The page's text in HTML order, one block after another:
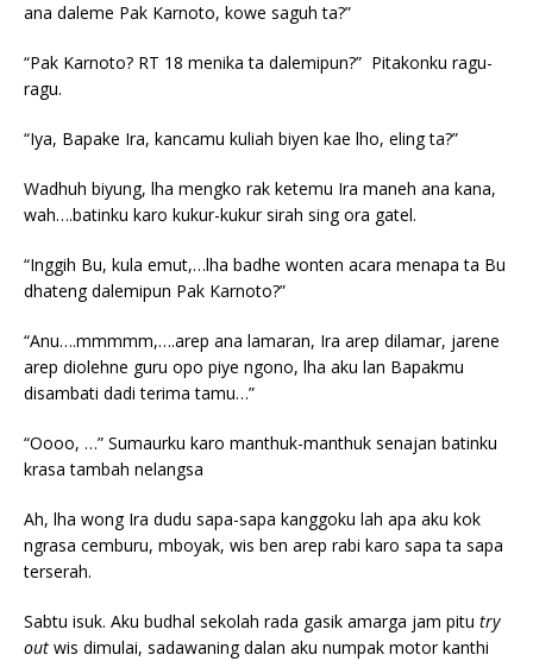
ana daleme Pak Karnoto, kowe saguh ta?”
“Pak Karnoto? RT 18 menika ta dalemipun?” Pitakonku ragu-
ragu.
“Iya, Bapake Ira, kancamu kuliah biyen kae lho, eling ta?”
Wadhuh biyung, lha mengko rak ketemu Ira maneh ana kana,
wah….batinku karo kukur-kukur sirah sing ora gatel.
“Inggih Bu, kula emut,…lha badhe wonten acara menapa ta Bu
dhateng dalemipun Pak Karnoto?”
“Anu….mmmmm,….arep ana lamaran, Ira arep dilamar, jarene
arep diolehne guru opo piye ngono, lha aku lan Bapakmu
disambati dadi terima tamu…”
“Oooo, …” Sumaurku karo manthuk-manthuk senajan batinku
krasa tambah nelangsa
Ah, lha wong Ira dudu sapa-sapa kanggoku lah apa aku kok
ngrasa cemburu, mboyak, wis ben arep rabi karo sapa ta sapa
terserah.
Sabtu isuk. Aku budhal sekolah rada gasik amarga jam pitu try
out wis dimulai, sadawaning dalan aku numpak motor kanthi